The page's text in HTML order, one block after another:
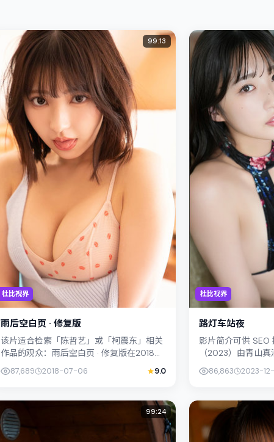
杜比视界
99:13
雨后空白页 · 修复版
该片适合检索「陈哲艺」或「柯震东」相关
作品的观众：雨后空白页 · 修复版在2018年
发行，类型上归入动作，叙事焦点落在家庭
与社会的交错地带；配角...
87,689 2018-07-06 9.0
杜比视界
路灯车站夜
影片简介可供 SEO
（2023）由青山
哉；影片定位动作
的社会议题与个体
86,863 2023-12-
99:24